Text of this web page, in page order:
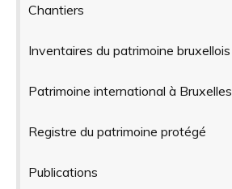
Chantiers
Inventaires du patrimoine bruxellois
Patrimoine international à Bruxelles
Registre du patrimoine protégé
Publications